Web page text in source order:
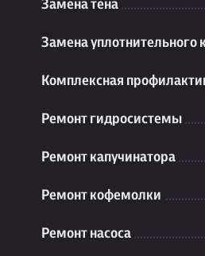
Замена тена
Замена уплотнительного
Комплексная
Ремонт гидросистемы
Ремонт капучинатора
Ремонт кофемолки
Ремонт насоса